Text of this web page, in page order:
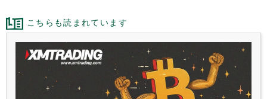
こちらも読まれています